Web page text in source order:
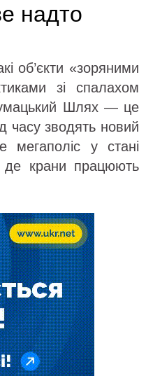
надто
об’єкти «зоряними
зі спалахом
Шлях — це
часу зводять новий
у стані
де крани працюють